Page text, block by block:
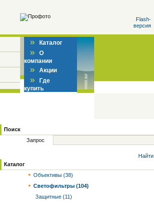
Flash-
версия
» Каталог
» О
компании
» Акции
» Где
купить
Поиск
Запрос
Найти
Каталог
Объективы (38)
Светофильтры (104)
Защитные (11)